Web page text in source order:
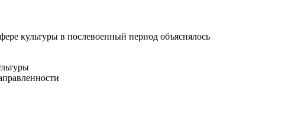
культуры в послевоенный период объяснялось